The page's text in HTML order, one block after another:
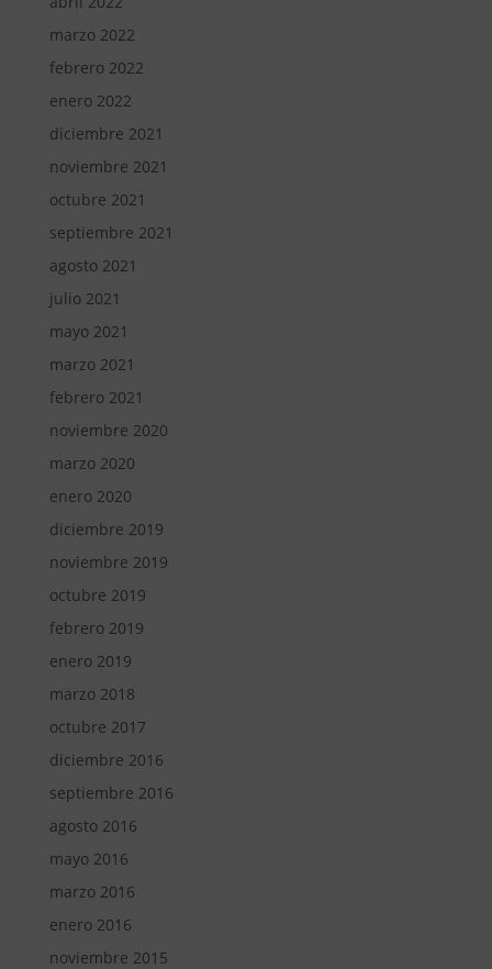
marzo 2022
febrero 2022
enero 2022
diciembre 2021
noviembre 2021
octubre 2021
septiembre 2021
agosto 2021
julio 2021
mayo 2021
marzo 2021
febrero 2021
noviembre 2020
marzo 2020
enero 2020
diciembre 2019
noviembre 2019
octubre 2019
febrero 2019
enero 2019
marzo 2018
octubre 2017
diciembre 2016
septiembre 2016
agosto 2016
mayo 2016
marzo 2016
enero 2016
noviembre 2015